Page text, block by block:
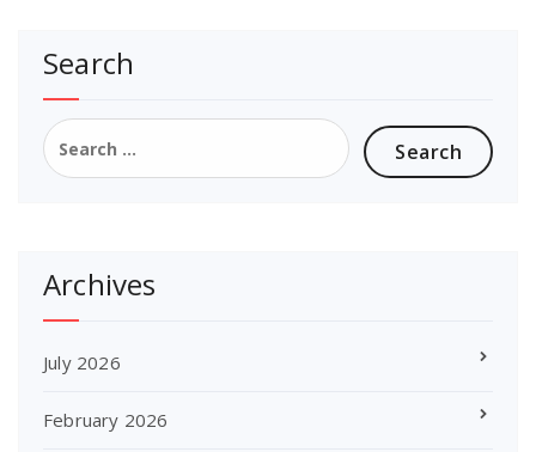
Search
Search
for:
Archives
July 2026
February 2026